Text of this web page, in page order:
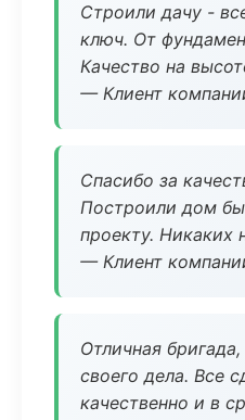
Строили дачу -
ключ. От
Качество на
— Клиент
Спасибо за
Построили дом
проекту. Никаких
— Клиент
Отличная
своего дела. Все
качественно и в